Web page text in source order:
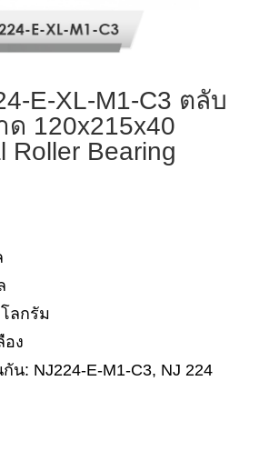
E-XL-M1-C3 ตลับ
120x215x40
Roller Bearing
ลกรัม
อง
น: NJ224-E-M1-C3, NJ 224